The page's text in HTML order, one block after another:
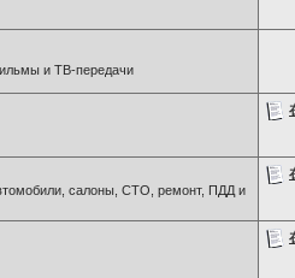
и ТВ-передачи
салоны, СТО, ремонт, ПДД и